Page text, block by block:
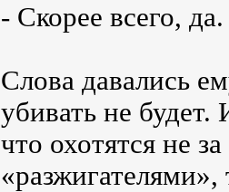
- Скорее всего, да.
Слова давались
убивать не
что охотятся не